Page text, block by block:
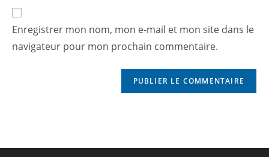
Enregistrer mon nom, mon e-mail et mon site dans le
navigateur pour mon prochain commentaire.